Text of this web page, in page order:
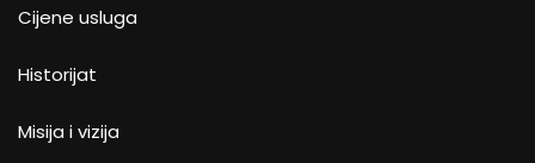
Cijene usluga
Historijat
Misija i vizija